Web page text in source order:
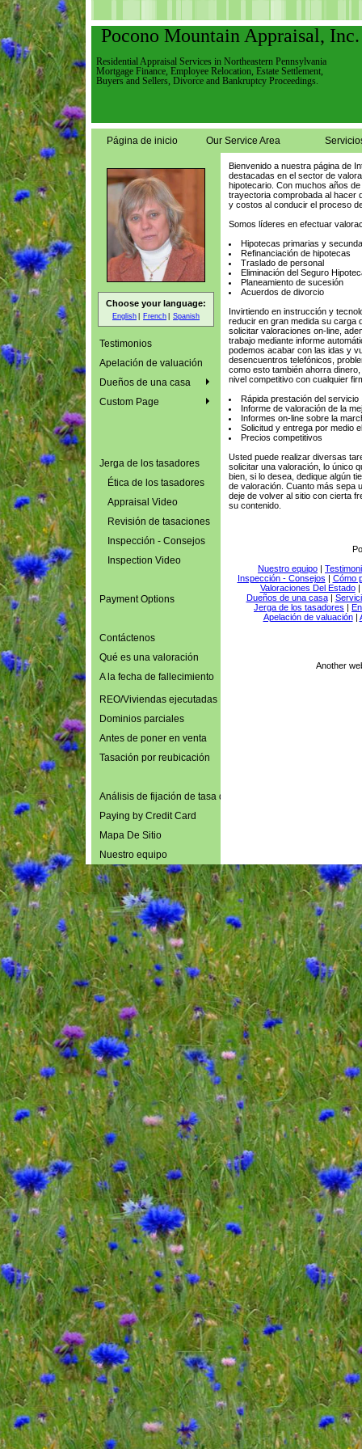
Pocono Mountain Appraisal, Inc.
Residential Appraisal Services in Northeastern Pennsylvania
Mortgage Finance, Employee Relocation, Estate Settlement,
Buyers and Sellers, Divorce and Bankruptcy Proceedings.
Página de inicio Our Service Area
Choose your language:
English French Spanish
Testimonios
Apelación de valuación
Dueños de una casa
Custom Page
Jerga de los tasadores
Ética de los tasadores
Appraisal Video
Revisión de tasaciones
Inspección - Consejos
Inspection Video
Payment Options
Contáctenos
Qué es una valoración
A la fecha de fallecimiento
REO/Viviendas ejecutadas
Dominios parciales
Antes de poner en venta
Tasación por reubicación
Análisis de fijación de tasa diaria
Paying by Credit Card
Mapa De Sitio
Nuestro equipo
Bienvenido a nuestra página de
destacadas en el sector de
hipotecario. Con muchos años
trayectoria comprobada al hacer
y costos al conducir el proceso
Somos líderes en efectuar
Hipotecas primarias y
Refinanciación de hipotecas
Traslado de personal
Eliminación del Seguro
Planeamiento de sucesión
Acuerdos de divorcio
Invirtiendo en instrucción y
reducir en gran medida su carga
solicitar valoraciones on-line,
trabajo mediante informe
podemos acabar con las idas y
desencuentros telefónicos,
como esto también ahorra
nivel competitivo con cualquier
Rápida prestación del servicio
Informe de valoración de la
Informes on-line sobre la
Solicitud y entrega por medio
Precios competitivos
Usted puede realizar diversas
solicitar una valoración, lo único
bien, si lo desea, dedique algún
de valoración. Cuanto más sepa
deje de volver al sitio con cierta
su contenido.
Nuestro equipo |
Inspección - Consejos | Cómo
Valoraciones Del Estado|
Dueños de una casa|
Jerga de los tasadores |
Apelación de valuación|
Another